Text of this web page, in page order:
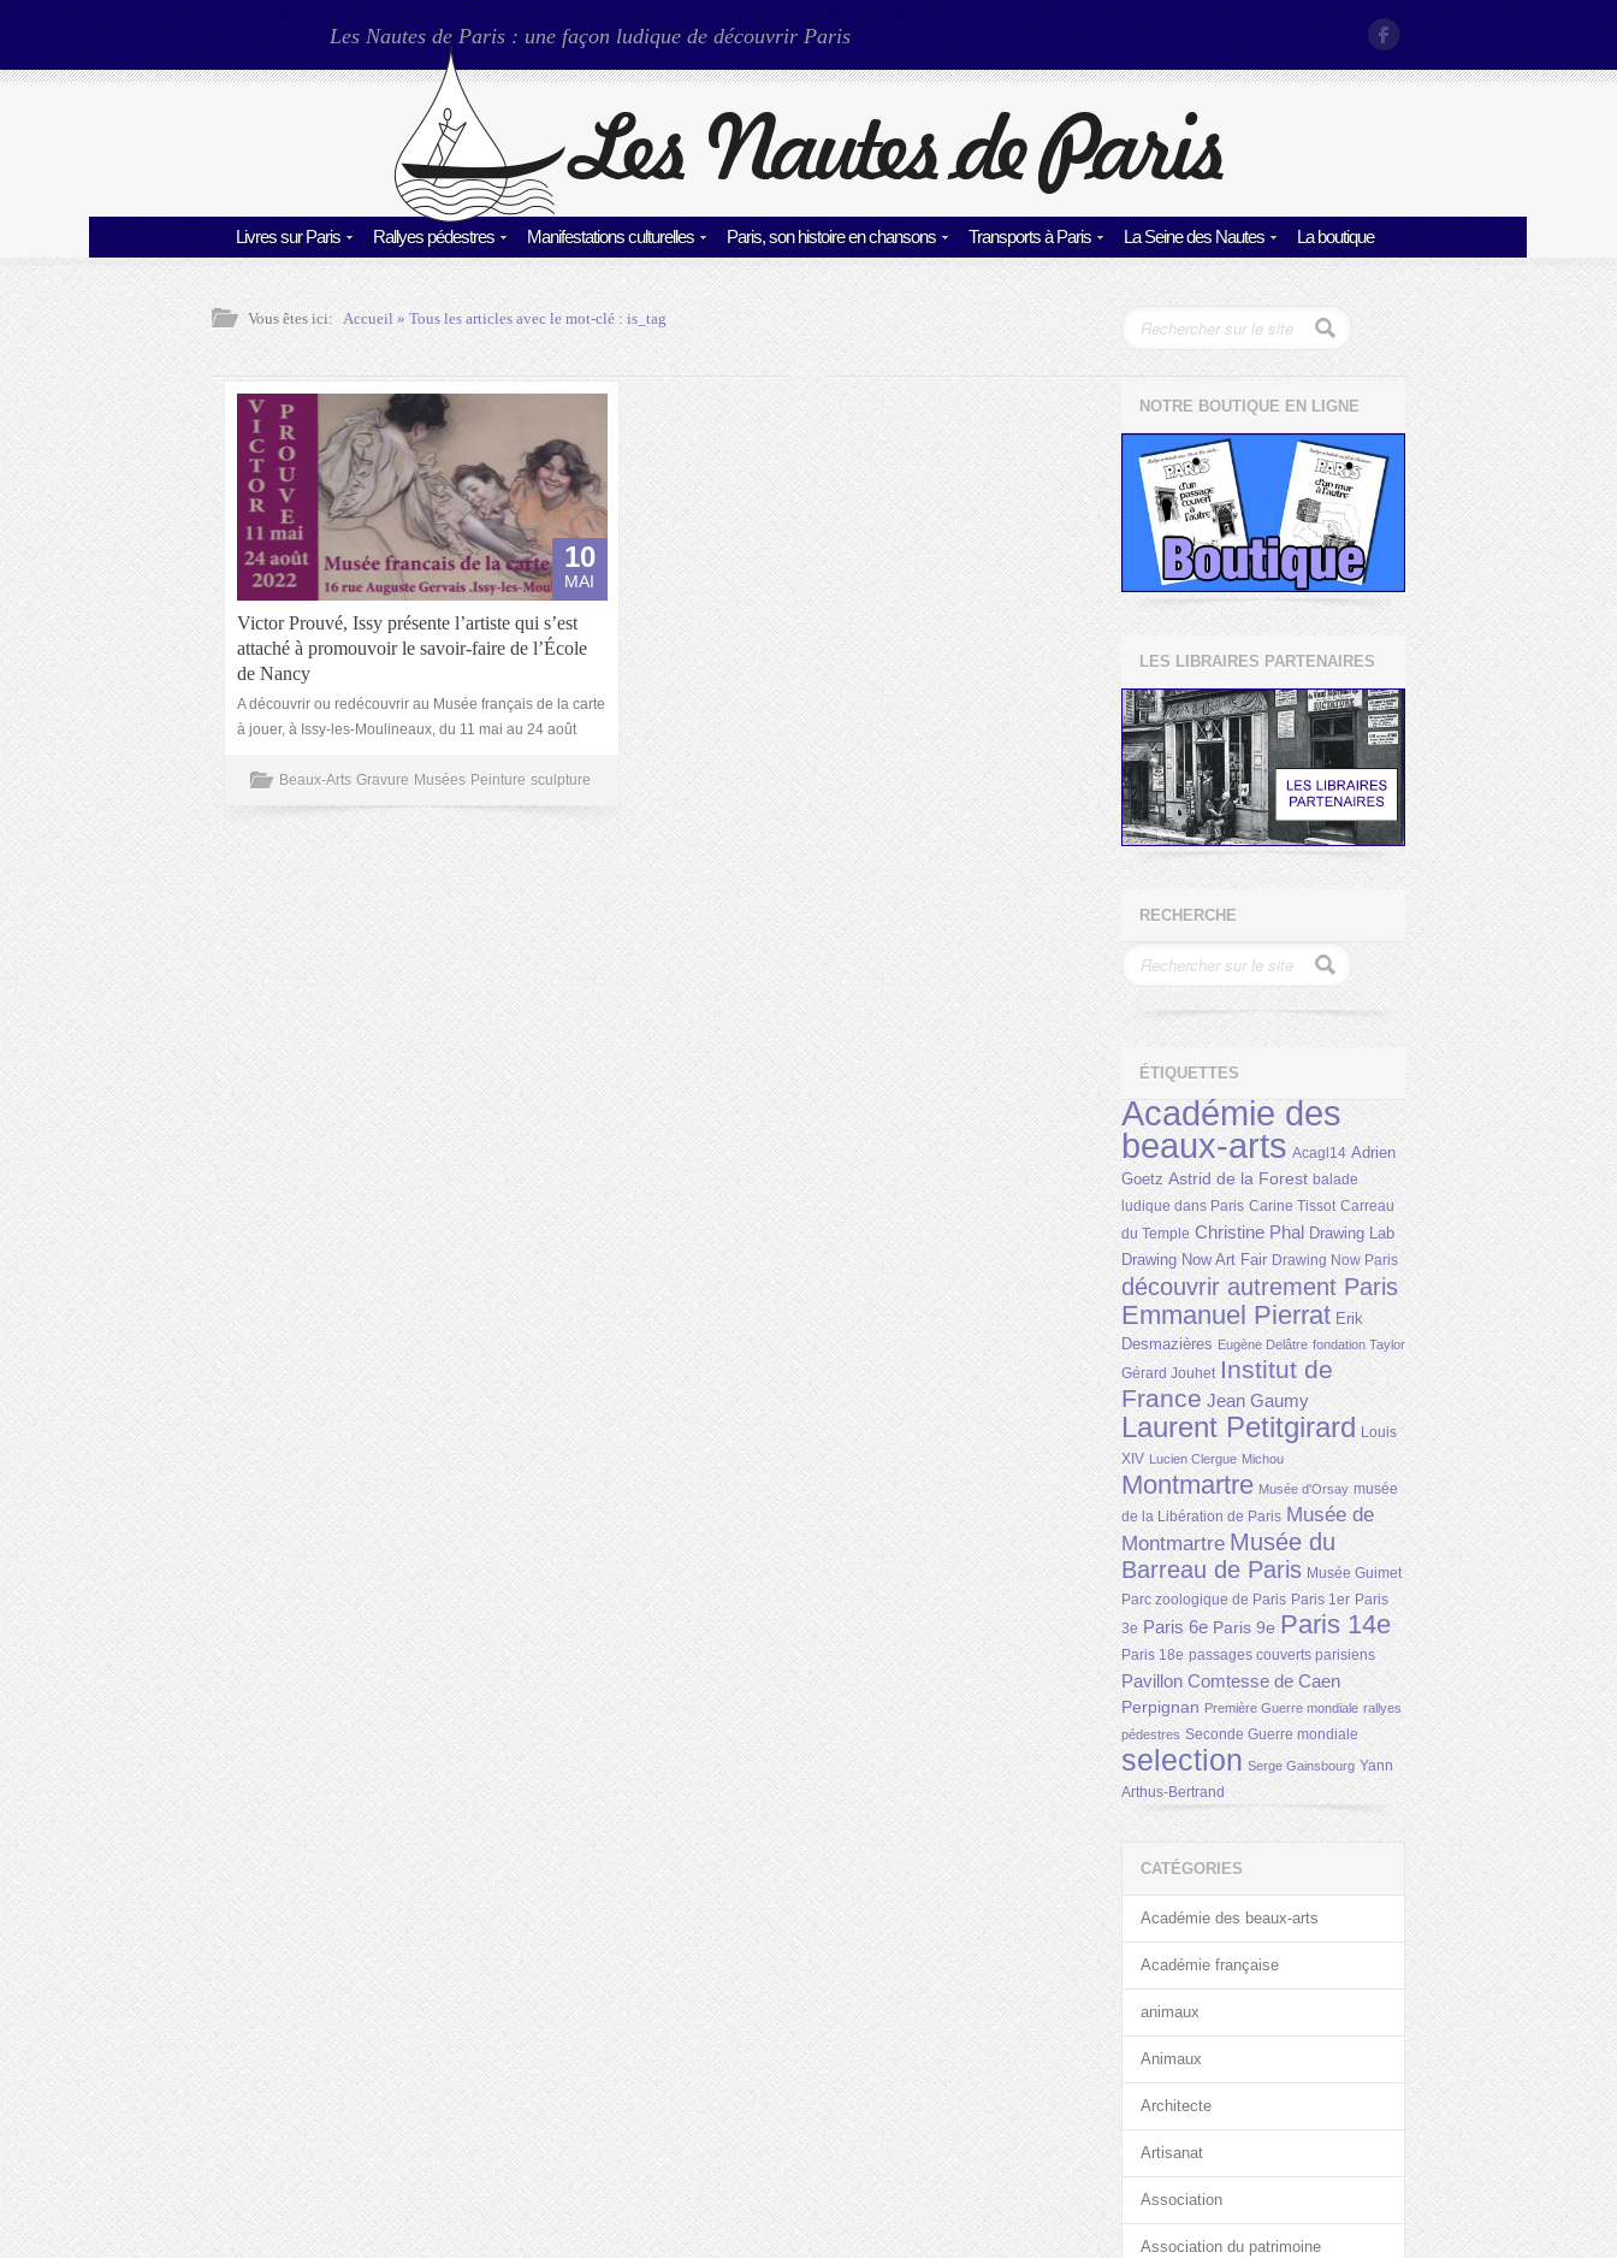
Les Nautes de Paris : une façon ludique de découvrir Paris
Livres sur Paris Rallyes pédestres Manifestations culturelles Paris, son histoire en chansons Transports à Paris La Seine des Nautes La boutique
Vous êtes ici: Accueil» Tous les articles avec le mot-clé :is_tag
10
MAI
Victor Prouvé, Issy présente l’artiste qui s’est
attaché à promouvoir le savoir-faire de l’École
de Nancy
A découvrir ou redécouvrir au Musée français de la carte
à jouer, à Issy-les-Moulineaux, du 11 mai au 24 août
Beaux-Arts Gravure Musées Peinture sculpture
NOTRE BOUTIQUE EN LIGNE
LES LIBRAIRES PARTENAIRES
RECHERCHE
ÉTIQUETTES
Académie des
beaux-arts Acagl14 Adrien
Goetz Astrid de la Forest balade
ludique dans Paris Carine Tissot Carreau
du Temple Christine Phal Drawing Lab
Drawing Now Art Fair Drawing Now Paris
découvrir autrement Paris
Emmanuel Pierrat Erik
Desmazières Eugène Delâtre fondation Taylor
Gérard Jouhet Institut de
France Jean Gaumy
Laurent Petitgirard Louis
XIV Lucien Clergue Michou
Montmartre Musée d'Orsay musée
de la Libération de Paris Musée de
Montmartre Musée du
Barreau de Paris Musée Guimet
Parc zoologique de Paris Paris 1er Paris
3e Paris 6e Paris 9e Paris 14e
Paris 18e passages couverts parisiens
Pavillon Comtesse de Caen
Perpignan Première Guerre mondiale rallyes
pédestres Seconde Guerre mondiale
selection Serge Gainsbourg Yann
Arthus-Bertrand
CATÉGORIES
Académie des beaux-arts
Académie française
animaux
Animaux
Architecte
Artisanat
Association
Association du patrimoine